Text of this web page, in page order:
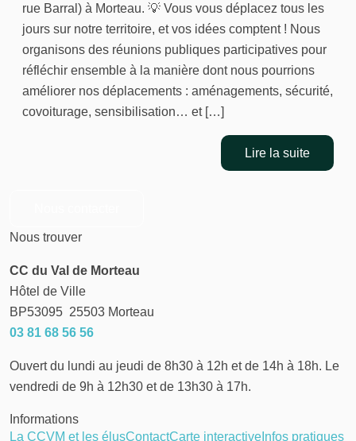
Barral) à Morteau. 💡 Vous vous déplacez tous les jours
sur notre territoire, et vos idées comptent ! Nous
organisons des réunions publiques participatives pour
réfléchir ensemble à la manière dont nous pourrions
améliorer nos déplacements : aménagements, sécurité,
covoiturage, sensibilisation… et […]
Lire la suite
Nous trouver
CC du Val de Morteau
Hôtel de Ville
BP53095 25503 Morteau
03 81 68 56 56
Ouvert du lundi au jeudi de 8h30 à 12h et de 14h à 18h. Le
vendredi de 9h à 12h30 et de 13h30 à 17h.
Informations